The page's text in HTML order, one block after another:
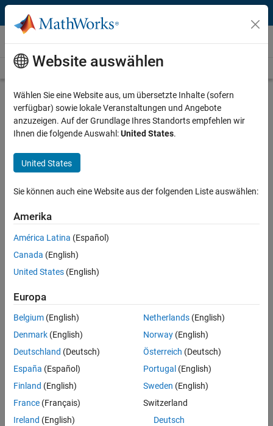
Weiter zum Inhalt
Videos
Videos Home Search
Play
Description
ECUs and the Vehicle Network
Related Resources
Feedback
UP NEXT:
Data-Driven Concepts
Website auswählen
Wählen Sie eine Website aus, um übersetzte Inhalte (sofern
verfügbar) sowie lokale Veranstaltungen und Angebote
anzuzeigen. Auf der Grundlage Ihres Standorts empfehlen wir
Ihnen die folgende Auswahl:United States.
United States
Sie können auch eine Website aus der folgenden Liste auswählen:
Amerika
América Latina (Español)
Canada (English)
United States (English)
Europa
Belgium (English)
Denmark (English)
Deutschland (Deutsch)
España (Español)
Finland (English)
France (Français)
Ireland (English)
Netherlands(English)
Norway(English)
Österreich (Deutsch)
Portugal (English)
Sweden (English)
Switzerland
Deutsch